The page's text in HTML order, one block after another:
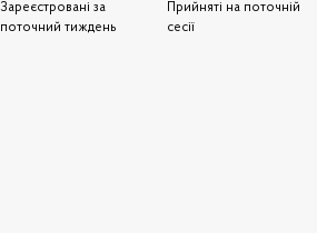
Зареєстровані за
поточний тиждень
Прийняті на поточній
сесії